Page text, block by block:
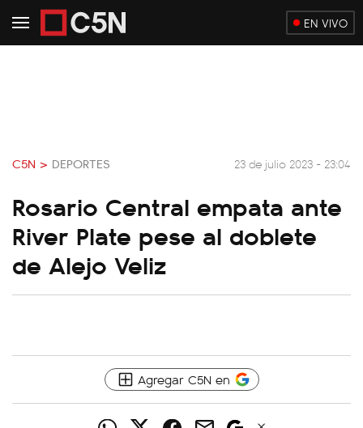
EN VIVO
C5N > DEPORTES 23 de julio 2023 - 23:04
Rosario Central empata ante
River Plate pese al doblete
de Alejo Veliz
Agregar C5N en